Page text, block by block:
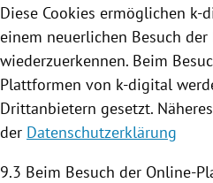
Diese Cookies ermöglichen k-
einem neuerlichen Besuch der
wiederzuerkennen. Beim
Plattformen von k-digital
Drittanbietern gesetzt.
der Datenschutzerklärung
9.3 Beim Besuch der Online-